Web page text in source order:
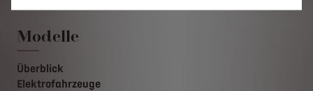
Modelle
Überblick
Elektrofahrzeuge